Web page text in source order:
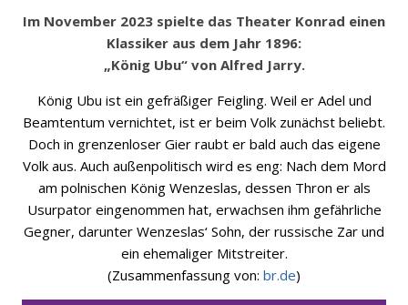
Im November 2023 spielte das Theater Konrad einen
Klassiker aus dem Jahr 1896:
„König Ubu“ von Alfred Jarry.
König Ubu ist ein gefräßiger Feigling. Weil er Adel und
Beamtentum vernichtet, ist er beim Volk zunächst beliebt.
Doch in grenzenloser Gier raubt er bald auch das eigene
Volk aus. Auch außenpolitisch wird es eng: Nach dem Mord
am polnischen König Wenzeslas, dessen Thron er als
Usurpator eingenommen hat, erwachsen ihm gefährliche
Gegner, darunter Wenzeslas‘ Sohn, der russische Zar und
ein ehemaliger Mitstreiter.
(Zusammenfassung von: br.de)